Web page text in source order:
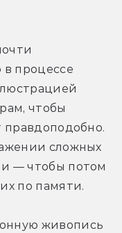
процессе
чтобы
правдоподобно.
сложных
— чтобы потом
по памяти.
живопись